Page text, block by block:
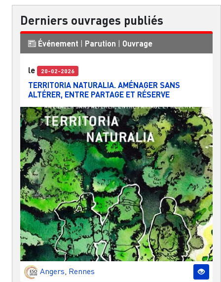
Derniers ouvrages publiés
Événement Parution Ouvrage
le 20-02-2026
TERRITORIA NATURALIA. AMÉNAGER SANS
ALTÉRER, ENTRE PARTAGE ET RÉSERVE
Angers Rennes